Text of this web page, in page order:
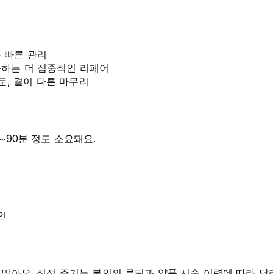
른 관리
는 더 집중적인 리페어
, 결이 다른 마무리
분 정도 소요돼요.